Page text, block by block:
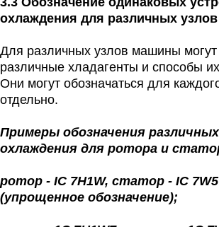
охлаждения для различных
Для различных узлов машины могут
различные хладагенты и способы
Они могут обозначаться для
отдельно.
Примеры обозначения
охлаждения для ротора и
ротор - IC 7H1W, статор - IC
(упрощенное обозначение);